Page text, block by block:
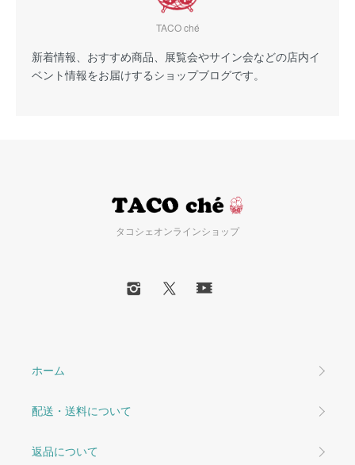
TACO ché
新着情報、おすすめ商品、展覧会やサイン会などの店内イ
ベント情報をお届けするショップブログです。
タコシェオンラインショップ
ホーム
配送・送料について
返品について